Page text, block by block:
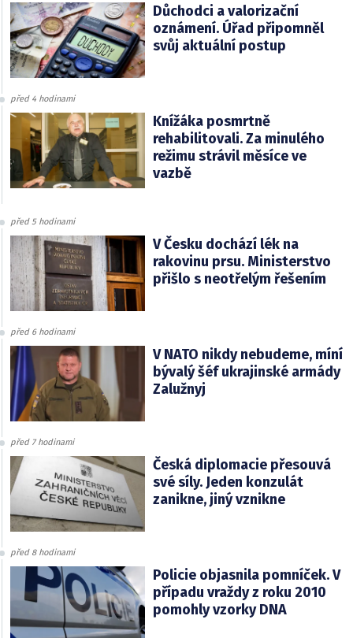
Důchodci a valorizační
oznámení. Úřad připomněl
svůj aktuální postup
před 4 hodinami
Knížáka posmrtně
rehabilitovali. Za minulého
režimu strávil měsíce ve
vazbě
před 5 hodinami
V Česku dochází lék na
rakovinu prsu. Ministerstvo
přišlo s neotřelým řešením
před 6 hodinami
V NATO nikdy nebudeme, míní
bývalý šéf ukrajinské armády
Zalužnyj
před 7 hodinami
Česká diplomacie přesouvá
své síly. Jeden konzulát
zanikne, jiný vznikne
před 8 hodinami
Policie objasnila pomníček. V
případu vraždy z roku 2010
pomohly vzorky DNA